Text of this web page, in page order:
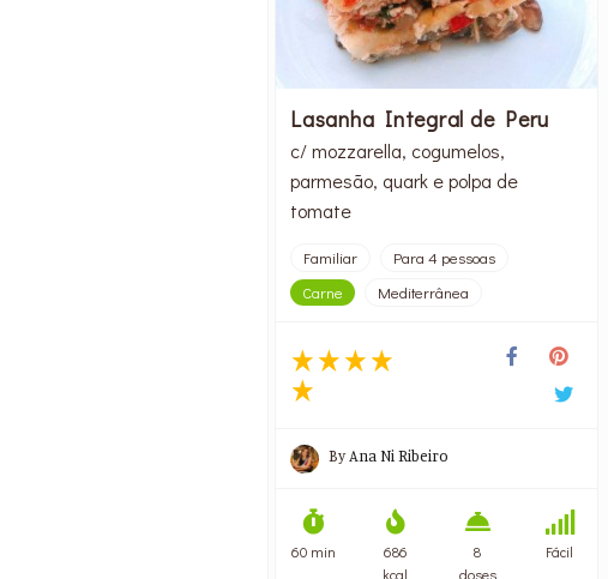
Lasanha Integral de Peru
c/ mozzarella, cogumelos,
parmesão, quark e polpa de
tomate
Familiar
Para 4 pessoas
Carne
Mediterrânea
ByAna Ni Ribeiro
60 min
686
kcal
8
doses
Fácil